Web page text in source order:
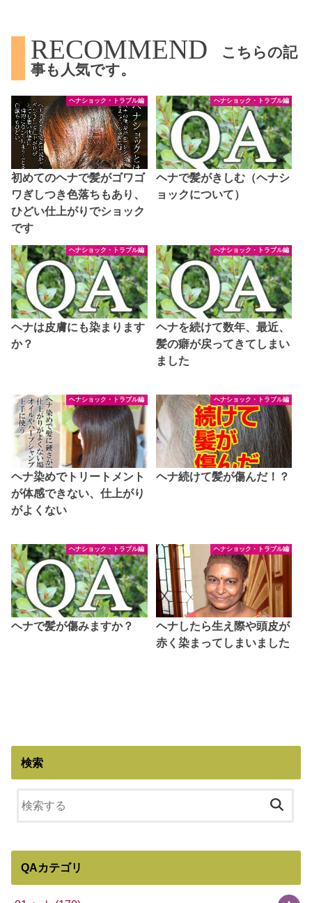
RECOMMEND
こちらの記
事も人気です。
ヘナショック・トラブル編
初めてのヘナで髪がゴワゴ
ワぎしつき色落ちもあり、
ひどい仕上がりでショック
です
ヘナショック・トラブル編
ヘナで髪がきしむ（ヘナシ
ョックについて）
ヘナショック・トラブル編
ヘナは皮膚にも染まります
か？
ヘナショック・トラブル編
ヘナを続けて数年、最近、
髪の癖が戻ってきてしまい
ました
ヘナショック・トラブル編
ヘナ染めでトリートメント
が体感できない、仕上がり
がよくない
ヘナショック・トラブル編
ヘナ続けて髪が傷んだ！？
ヘナショック・トラブル編
ヘナで髪が傷みますか？
ヘナショック・トラブル編
ヘナしたら生え際や頭皮が
赤く染まってしまいました
検索
QAカテゴリ